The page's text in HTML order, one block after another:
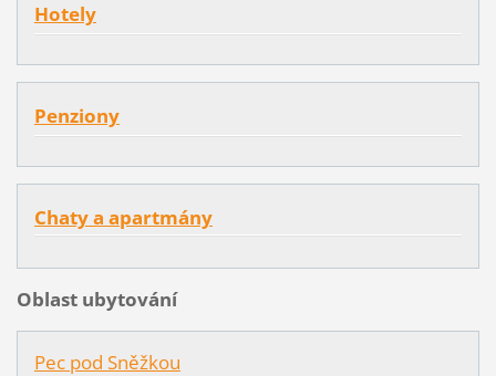
Hotely
Penziony
Chaty a apartmány
Oblast ubytování
Pec pod Sněžkou